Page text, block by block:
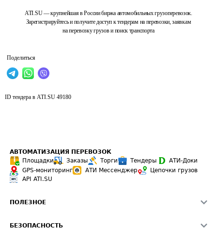
ATI.SU — крупнейшая в России биржа автомобильных грузоперевозок.
Зарегистрируйтесь и получите доступ к тендерам на перевозки, заявкам
на перевозку грузов и поиск транспорта
Поделиться
ID тендера в ATI.SU 49180
АВТОМАТИЗАЦИЯ ПЕРЕВОЗОК
Площадки
Заказы Торги Тендеры
АТИ-Доки
GPS-мониторинг
АТИ Мессенджер
Цепочки грузов
API ATI.SU
ПОЛЕЗНОЕ
БЕЗОПАСНОСТЬ